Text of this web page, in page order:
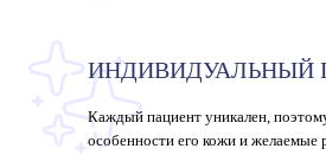
ИНДИВИДУАЛЬНЫЙ
Каждый пациент уникален,
особенности его кожи и желаемые